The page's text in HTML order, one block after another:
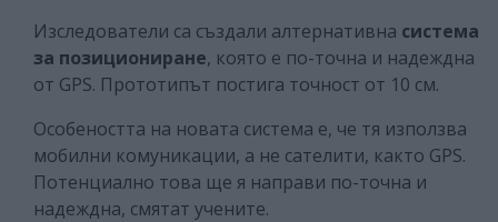
Изследователи са създали алтернативна система
за позициониране, която е по-точна и надеждна
от GPS. Прототипът постига точност от 10 см.
Особеността на новата система е, че тя използва
мобилни комуникации, а не сателити, както GPS.
Потенциално това ще я направи по-точна и
надеждна, смятат учените.